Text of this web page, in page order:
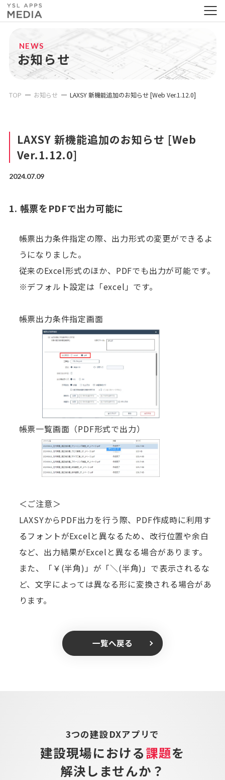
NEWS
お知らせ
TOP お知らせ LAXSY 新機能追加のお知らせ [Web Ver.1.12.0]
LAXSY 新機能追加のお知らせ [Web
Ver.1.12.0]
2024.07.09
1. 帳票をPDFで出力可能に
帳票出力条件指定の際、出力形式の変更ができるよ
うになりました。
従来のExcel形式のほか、PDFでも出力が可能です。
※デフォルト設定は「excel」です。
帳票出力条件指定画面
帳票一覧画面（PDF形式で出力）
＜ご注意＞
LAXSYからPDF出力を行う際、PDF作成時に利用す
るフォントがExcelと異なるため、改行位置や余白
など、出力結果がExcelと異なる場合があります。
また、「￥(半角)」が「＼(半角)」で表示されるな
ど、文字によっては異なる形に変換される場合があ
ります。
一覧へ戻る
3つの建設DXアプリで
建設現場における課題を
解決しませんか？